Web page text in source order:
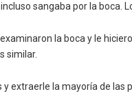
sangaba por la boca.
examinaron la boca y le
similar.
extraerle la mayoría de